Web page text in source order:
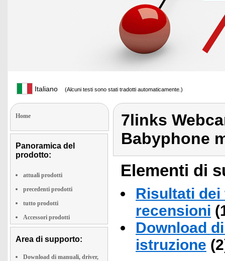
Italiano (Alcuni testi sono stati tradotti automaticamente.)
Home
Panoramica del
prodotto:
attuali prodotti
precedenti prodotti
tutto prodotti
Accessori prodotti
Area di supporto:
Download di manuali, driver,
7links
Babyphone
Elementi di
Risultati
recensioni
Download
istruzione